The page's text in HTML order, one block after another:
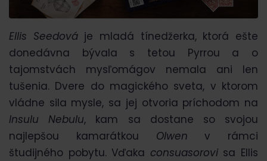
Ellis Seedováje mladá tínedžerka, ktorá ešte
donedávna bývala s tetou Pyrrou a o
tajomstvách mysľomágov nemala ani len
tušenia. Dvere do magického sveta, v ktorom
vládne sila mysle, sa jej otvoria príchodom na
Insulu Nebulu, kam sa dostane so svojou
najlepšou kamarátkou Olwen v rámci
študijného pobytu. Vďaka consuasorovisa Ellis